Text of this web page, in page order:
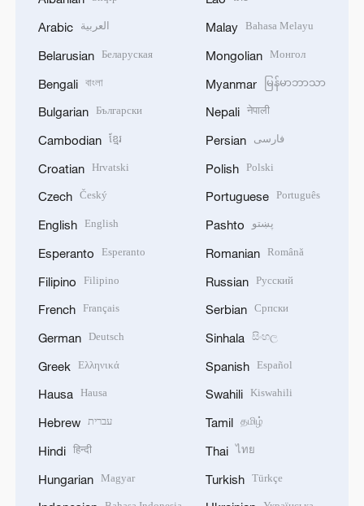
Arabic العربية
Belarusian Беларуская
Bengali বাংলা
Bulgarian Български
Cambodian ខ្មែរ
Croatian Hrvatski
Czech Český
English English
Esperanto Esperanto
Filipino Filipino
French Français
German Deutsch
Greek Ελληνικά
Hausa Hausa
Hebrew עברית
Hindi हिन्दी
Hungarian Magyar
Malay Bahasa Melayu
Mongolian Монгол
Myanmar မြန်မာဘာသာ
Nepali नेपाली
Persian فارسی
Polish Polski
Portuguese Português
Pashto پښتو
Romanian Română
Russian Русский
Serbian Српски
Sinhala සිංහල
Spanish Español
Swahili Kiswahili
Tamil தமிழ்
Thai ไทย
Turkish Türkçe